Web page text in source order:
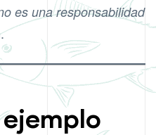
es una responsabilidad